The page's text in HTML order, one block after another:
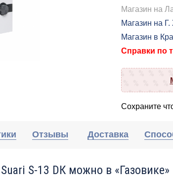
Магазин на
Магазин на
Магазин в
Справки по
Сохраните
Отзывы Доставка
S-13 DК можно в «Газовике»